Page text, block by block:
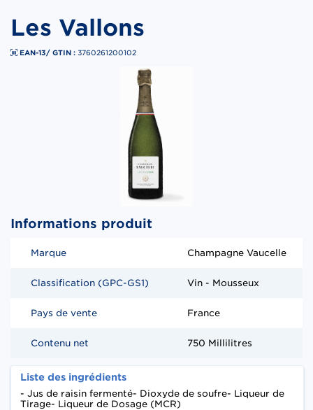
Les Vallons
EAN-13/ GTIN : 3760261200102
Informations produit
Marque Champagne Vaucelle
Classification (GPC-GS1) Vin - Mousseux
Pays de vente France
Contenu net 750 Millilitres
Liste des ingrédients
- Jus de raisin fermenté- Dioxyde de soufre- Liqueur de
Tirage- Liqueur de Dosage (MCR)